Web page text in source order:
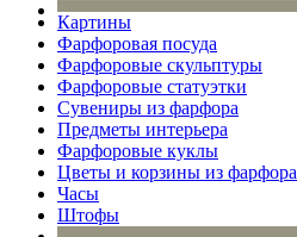
Картины
Фарфоровая посуда
Фарфоровые скульптуры
Фарфоровые статуэтки
Сувениры из фарфора
Предметы интерьера
Фарфоровые куклы
Цветы и корзины из фарфора
Часы
Штофы